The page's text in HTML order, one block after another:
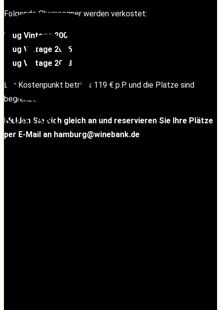
KONTAKT
KONTAKT
Folgende Champagner werden verkostet:
Krug Vintage 2004
Krug Vintage 2006
Krug Vintage 2008
Der Kostenpunkt beträgt 119 € p.P. und die Plätze sind
begrenzt.
Melden Sie sich gleich an und reservieren Sie Ihre Plätze
per E-Mail an hamburg@winebank.de